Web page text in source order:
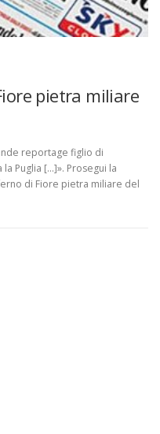
pietra miliare
reportage figlio di
Puglia […]». Prosegui la
di Fiore pietra miliare del